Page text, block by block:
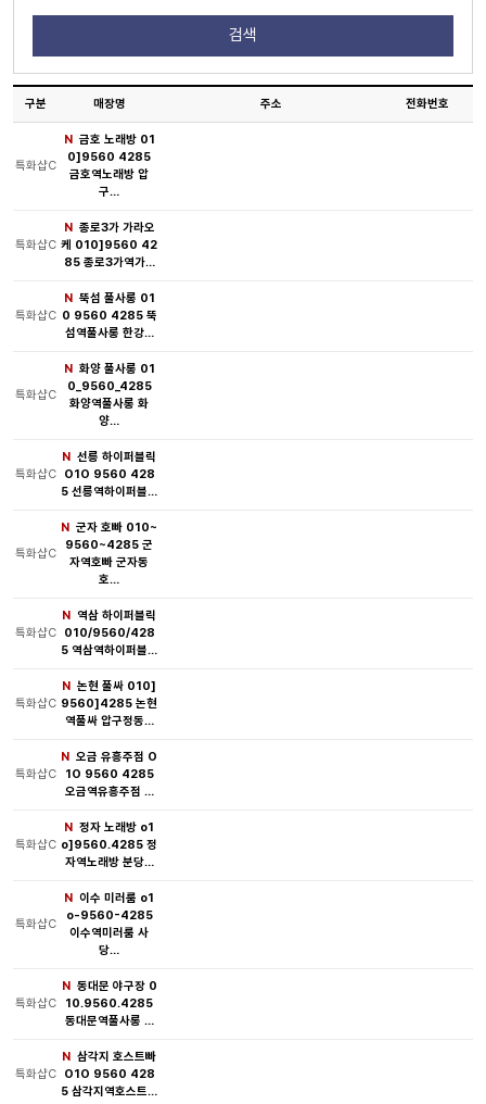
구분 매장명 주소 전화번호
특화샵C
N 금호 노래방 01
0]9560 4285
금호역노래방 압
구…
특화샵C
N 종로3가 가라오
케 010]9560 42
85 종로3가역가…
특화샵C
N 뚝섬 풀사롱 01
0 9560 4285 뚝
섬역풀사롱 한강…
특화샵C
N 화양 풀사롱 01
0_9560_4285
화양역풀사롱 화
양…
특화샵C
N 선릉 하이퍼블릭
O1O 9560 428
5 선릉역하이퍼블…
특화샵C
N 군자 호빠 010~
9560~4285 군
자역호빠 군자동
호…
특화샵C
N 역삼 하이퍼블릭
010/9560/428
5 역삼역하이퍼블…
특화샵C
N 논현 풀싸 010]
9560]4285 논현
역풀싸 압구정동…
특화샵C
N 오금 유흥주점 O
1O 9560 4285
오금역유흥주점 …
특화샵C
N 정자 노래방 o1
o]9560.4285 정
자역노래방 분당…
특화샵C
N 이수 미러룸 o1
o-9560-4285
이수역미러룸 사
당…
특화샵C
N 동대문 야구장 0
10.9560.4285
동대문역풀사롱 …
특화샵C
N 삼각지 호스트빠
O1O 9560 428
5 삼각지역호스트…